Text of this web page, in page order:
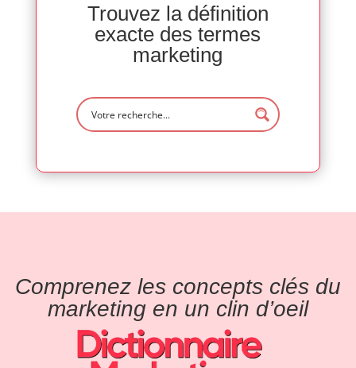
Trouvez la définition
exacte des termes
marketing
Comprenez les concepts clés du
marketing en un clin d’oeil